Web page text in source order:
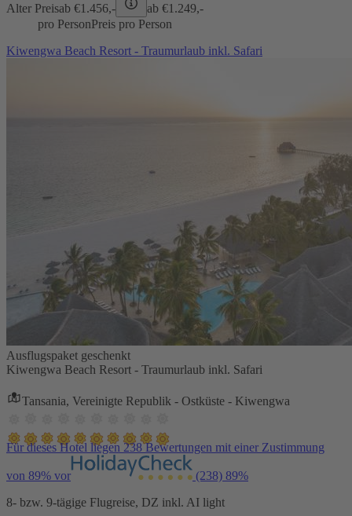
Alter Preisab €1.456,- ab €1.249,-
pro PersonPreis pro Person
Kiwengwa Beach Resort - Traumurlaub inkl. Safari
Ausflugspaket geschenkt
Kiwengwa Beach Resort - Traumurlaub inkl. Safari
Tansania, Vereinigte Republik - Ostküste - Kiwengwa
Für dieses Hotel liegen 238 Bewertungen mit einer Zustimmung
von 89% vor (238) 89%
8- bzw. 9-tägige Flugreise, DZ inkl. AI light